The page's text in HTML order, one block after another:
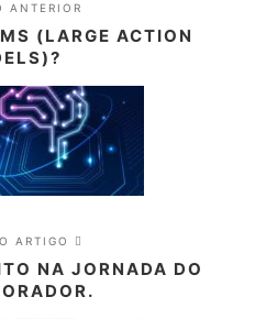
ANTERIOR
(LARGE ACTION
ARTIGO
NA JORNADA DO